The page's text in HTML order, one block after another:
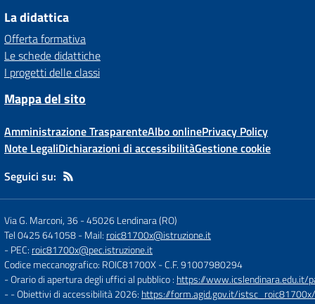
La didattica
Offerta formativa
Le schede didattiche
I progetti delle classi
Mappa del sito
Amministrazione TrasparenteAlbo onlinePrivacy Policy
Note LegaliDichiarazioni di accessibilitàGestione cookie
Seguici su:
Via G. Marconi, 36-45026 Lendinara (RO)
Tel 0425 641058- Mail: roic81700x@istruzione.it
- PEC: roic81700x@pec.istruzione.it
Codice meccanografico: ROIC81700X- C.F. 91007980294
- Orario di apertura degli uffici al pubblico : https://www.icslendinara.edu.it/
- - Obiettivi di accessibilità 2026: https://form.agid.gov.it/